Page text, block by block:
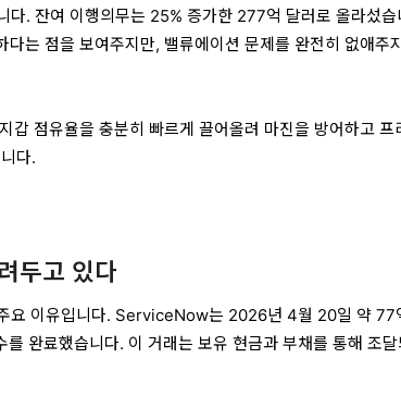
. 잔여 이행의무는 25% 증가한 277억 달러로 올라섰습
는 점을 보여주지만, 밸류에이션 문제를 완전히 없애주
점유율을 충분히 빠르게 끌어올려 마진을 방어하고 프
다.
두고 있다
요 이유입니다. ServiceNow는 2026년 4월 20일 약 77
완료했습니다. 이 거래는 보유 현금과 부채를 통해 조달